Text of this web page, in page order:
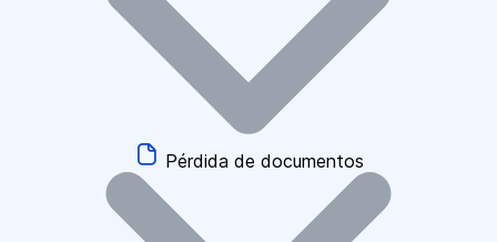
Pérdida de documentos